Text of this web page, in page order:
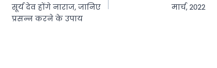
सूर्य देव होंगे नाराज, जानिए
प्रसन्न करने के उपाय
मार्च, 2022